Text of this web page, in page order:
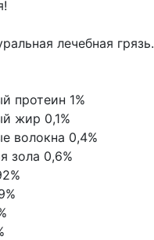
лечебная грязь.
протеин 1%
жир 0,1%
волокна 0,4%
зола 0,6%